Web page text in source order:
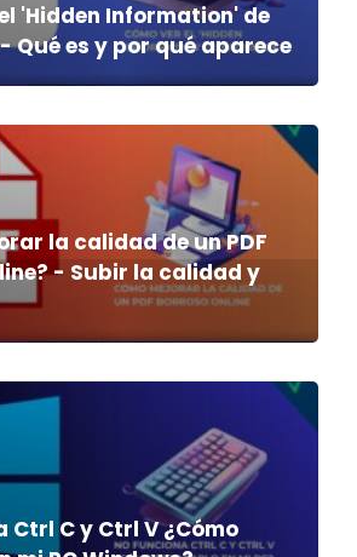
'Hidden Information' de
Qué es y por qué aparece
la calidad de un PDF
- Subir la calidad y
Ctrl C y Ctrl V ¿Cómo